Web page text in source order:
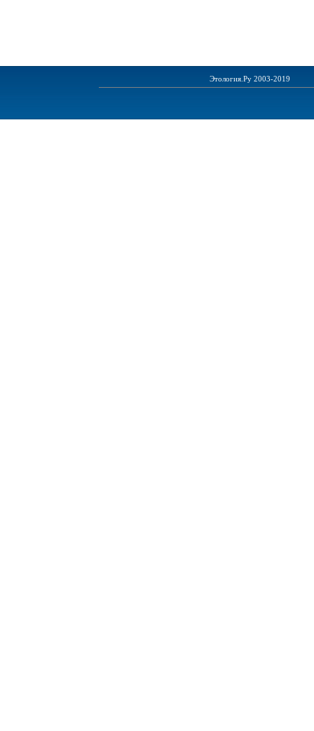
Этология.Ру 2003-2019